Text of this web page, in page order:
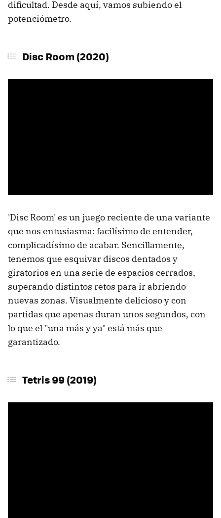
dificultad. Desde aquí, vamos subiendo el
potenciómetro.
Disc Room (2020)
'Disc Room' es un juego reciente de una variante
que nos entusiasma: facilísimo de entender,
complicadísimo de acabar. Sencillamente,
tenemos que esquivar discos dentados y
giratorios en una serie de espacios cerrados,
superando distintos retos para ir abriendo
nuevas zonas. Visualmente delicioso y con
partidas que apenas duran unos segundos, con
lo que el "una más y ya" está más que
garantizado.
Tetris 99 (2019)